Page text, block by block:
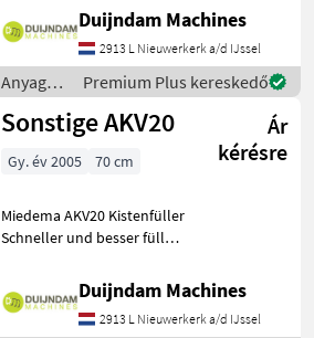
Dosierung mit einem
DosierschieberRegulierbare
GeschwindigkeitSiebkette
Querförderband Weitere
Duijndam Machines
2913 L Nieuwerkerk a/d IJssel
Anyagmozgatás
/
Sonstige
Premium Plus kereskedő
Sonstige AKV20
Ár
kérésre
Gy. év 2005 70 cm
Miedema AKV20 Kistenfüller
Schneller und besser füllen,
zu beschädigen. Miedema
Kistenfüller: Die best
Duijndam Machines
2913 L Nieuwerkerk a/d IJssel